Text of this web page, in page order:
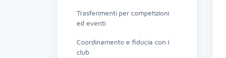
Trasferimenti per competizioni
ed eventi
Coordinamento e fiducia con i
club